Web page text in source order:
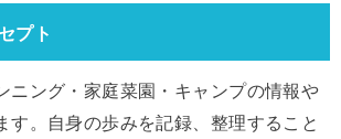
プト
ニング・家庭菜園・キャンプの情報や
す。自身の歩みを記録、整理すること